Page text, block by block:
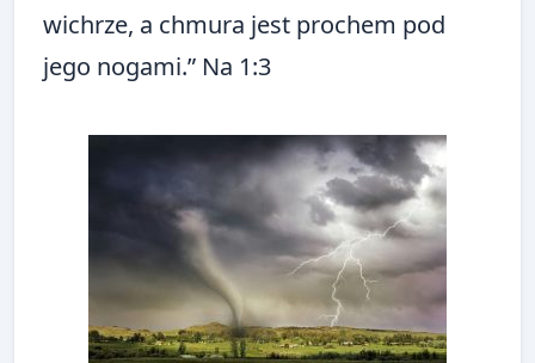
wichrze, a chmura jest prochem pod
jego nogami.” Na 1:3